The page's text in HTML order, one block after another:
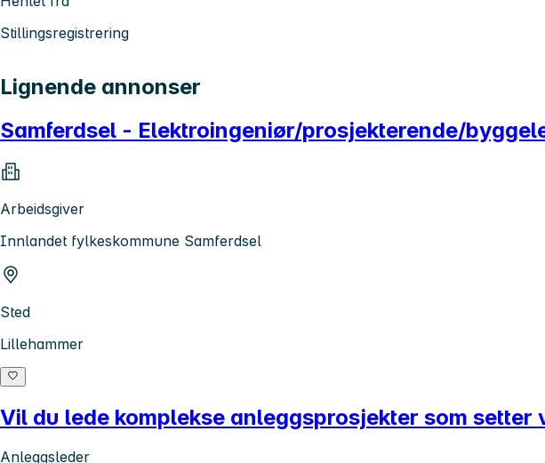
Stillingsregistrering
Lignende annonser
Samferdsel - Elektroingeniør/prosjekterende/
Arbeidsgiver
Innlandet fylkeskommune Samferdsel
Sted
Lillehammer
Vil du lede komplekse anleggsprosjekter som setter
Anleggsleder